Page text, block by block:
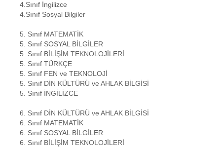
4.Sınıf İngilizce
4.Sınıf Sosyal Bilgiler
5. Sınıf MATEMATİK
5. Sınıf SOSYAL BİLGİLER
5. Sınıf BİLİŞİM TEKNOLOJİLERİ
5. Sınıf TÜRKÇE
5. Sınıf FEN ve TEKNOLOJİ
5. Sınıf DİN KÜLTÜRÜ ve AHLAK BİLGİSİ
5. Sınıf İNGİLİZCE
6. Sınıf DİN KÜLTÜRÜ ve AHLAK BİLGİSİ
6. Sınıf MATEMATİK
6. Sınıf SOSYAL BİLGİLER
6. Sınıf BİLİŞİM TEKNOLOJİLERİ